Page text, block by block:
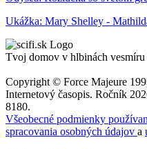
Ukážka: Mary Shelley -
Tvoj domov v hlbinách
Copyright © Force Majeure
Internetový časopis. Ročník
8180.
Všeobecné podmienky
spracovania osobných údajov a